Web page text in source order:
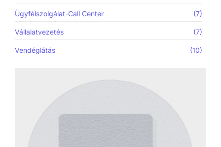
Ügyfélszolgálat-Call Center (7)
Vállalatvezetés (7)
Vendéglátás (10)